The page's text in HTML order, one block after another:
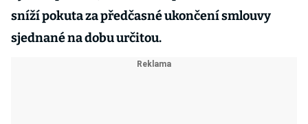
sníží pokuta za předčasné ukončení smlouvy
sjednané na dobu určitou.